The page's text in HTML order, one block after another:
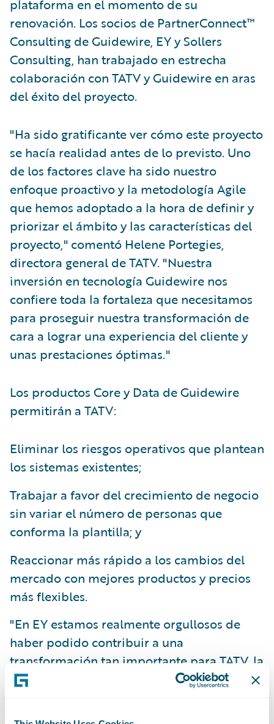
plataforma en el momento de su
renovación. Los socios de PartnerConnect™
Consulting de Guidewire, EY y Sollers
Consulting, han trabajado en estrecha
colaboración con TATV y Guidewire en aras
del éxito del proyecto.
"Ha sido gratificante ver cómo este proyecto
se hacía realidad antes de lo previsto. Uno
de los factores clave ha sido nuestro
enfoque proactivo y la metodología Agile
que hemos adoptado a la hora de definir y
priorizar el ámbito y las características del
proyecto," comentó Helene Portegies,
directora general de TATV. "Nuestra
inversión en tecnología Guidewire nos
confiere toda la fortaleza que necesitamos
para proseguir nuestra transformación de
cara a lograr una experiencia del cliente y
unas prestaciones óptimas."
Los productos Core y Data de Guidewire
permitirán a TATV:
Eliminar los riesgos operativos que plantean
los sistemas existentes;
Trabajar a favor del crecimiento de negocio
sin variar el número de personas que
conforma la plantilla; y
Reaccionar más rápido a los cambios del
mercado con mejores productos y precios
más flexibles.
"En EY estamos realmente orgullosos de
haber podido contribuir a una
transformación tan importante para TATV, la
cual deriva en cambios fundamentales y en